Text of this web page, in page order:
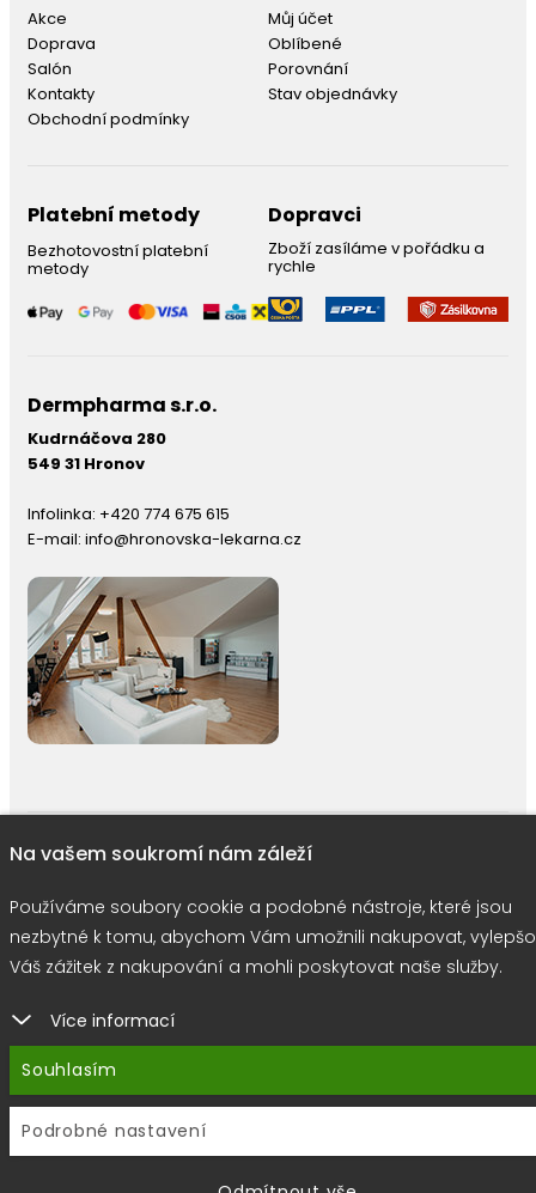
Akce
Doprava
Salón
Kontakty
Obchodní podmínky
Můj účet
Oblíbené
Porovnání
Stav objednávky
Platební metody
Bezhotovostní platební
metody
Dopravci
Zboží zasíláme v pořádku a
rychle
Dermpharma s.r.o.
Kudrnáčova 280
549 31 Hronov
Infolinka: +420 774 675 615
E-mail: info@hronovska-lekarna.cz
© 2026 |E-shop JEDNIČKY|Marketing
Na vašem soukromí nám záleží
Používáme soubory cookie a podobné nástroje, které jsou
nezbytné k tomu, abychom Vám umožnili nakupovat,
Váš zážitek z nakupování a mohli poskytovat naše služby.
Více informací
Souhlasím
Podrobné nastavení